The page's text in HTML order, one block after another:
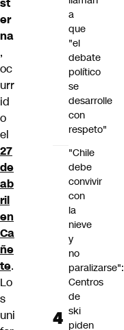
er
na
,
oc
urr
id
o
el
27
de
ab
ril
en
Ca
ñe
te.
Lo
s
uni
a
que
"el
debate
político
se
desarrolle
con
respeto"
"Chile
debe
convivir
con
la
nieve
y
no
paralizarse":
Centros
de
ski
piden